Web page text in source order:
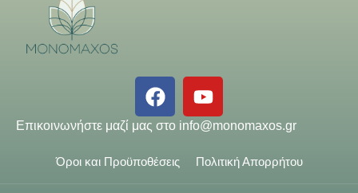
Επικοινωνήστε μαζί μας στο info@monomaxos.gr
Όροι και Προϋποθέσεις Πολιτική Απορρήτου